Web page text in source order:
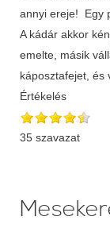
annyi ereje! Egy
A kádár akkor
emelte, másik
káposztafejet, és
Értékelés
35 szavazat